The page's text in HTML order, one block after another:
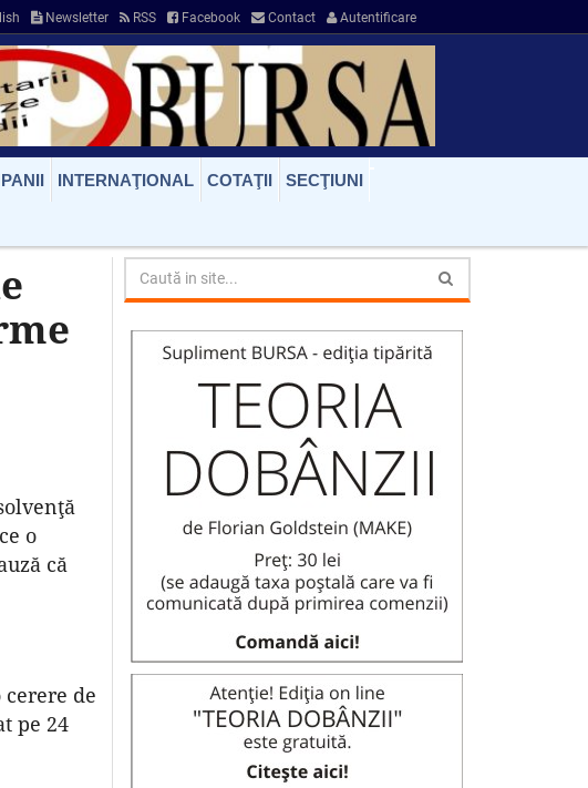
Newsletter RSS Facebook Contact Autentificare
INTERNAŢIONAL COTAŢII SECŢIUNI
o
că
de
pe 24